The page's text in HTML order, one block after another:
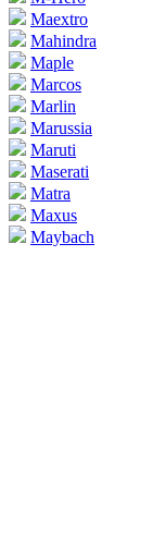
Maextro
Mahindra
Maple
Marcos
Marlin
Marussia
Maruti
Maserati
Matra
Maxus
Maybach